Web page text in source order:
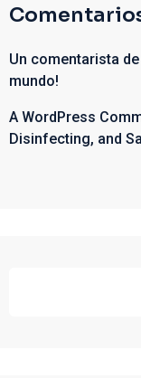
Un comentarista
mundo!
A WordPress
Disinfecting, and